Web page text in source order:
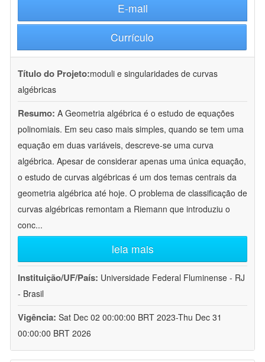
E-mail
Currículo
Título do Projeto:moduli e singularidades de curvas
algébricas
Resumo: A Geometria algébrica é o estudo de equações
polinomiais. Em seu caso mais simples, quando se tem uma
equação em duas variáveis, descreve-se uma curva
algébrica. Apesar de considerar apenas uma única equação,
o estudo de curvas algébricas é um dos temas centrais da
geometria algébrica até hoje. O problema de classificação de
curvas algébricas remontam a Riemann que introduziu o
conc...
leia mais
Instituição/UF/País: Universidade Federal Fluminense - RJ
- Brasil
Vigência: Sat Dec 02 00:00:00 BRT 2023-Thu Dec 31
00:00:00 BRT 2026